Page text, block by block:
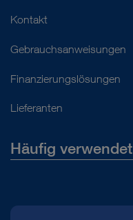
Kontakt
Gebrauchsanweisungen
Finanzierungslösungen
Lieferanten
Häufig verwendet